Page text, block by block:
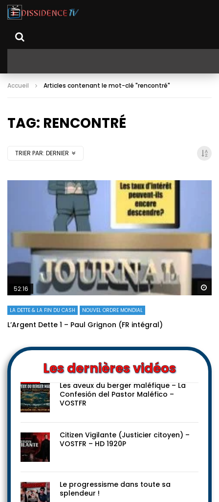
Accueil Articles contenant le mot-clé "rencontré"
TAG: RENCONTRÉ
TRIER PAR: DERNIER
52:16
LA DETTE & LA FIN DU CASH NOUVEL ORDRE MONDIAL
L’Argent Dette 1 – Paul Grignon (FR intégral)
Les dernières vidéos
Les aveux du berger maléfique – La
Confesión del Pastor Maléfico –
VOSTFR
Citizen Vigilante (Justicier citoyen) –
VOSTFR – HD 1920P
Le progressisme dans toute sa
splendeur !